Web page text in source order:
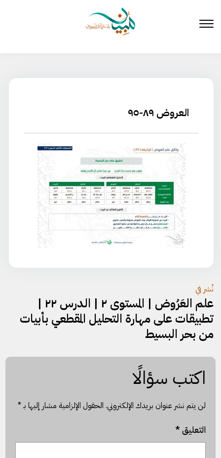
المحتوى
العروض ٨٩-٩٥
تصفّح
المقالات
نُشر في
علم العَرُوض | المستوى ٢ | الدرس ٢٢ |
تطبيقات على مهارة التحليل المقطعي بأبيات
من بحر البسيط
اكتب سؤالًا
لن يتم نشر عنوان بريدك الإلكتروني. الحقول الإلزامية مشار إليها بـ*
التعليق*